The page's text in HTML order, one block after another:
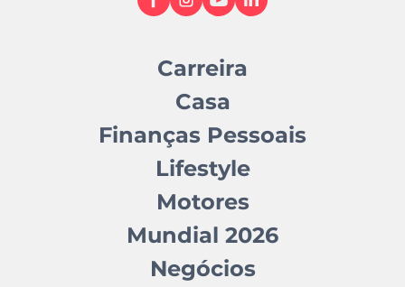
Carreira
Casa
Finanças Pessoais
Lifestyle
Motores
Mundial 2026
Negócios